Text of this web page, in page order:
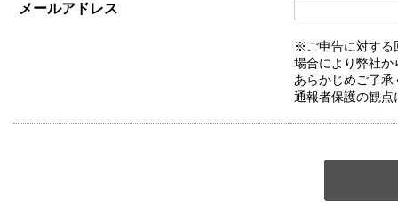
メールアドレス
※ご申告に対する
場合により弊社か
あらかじめご了承
通報者保護の観点